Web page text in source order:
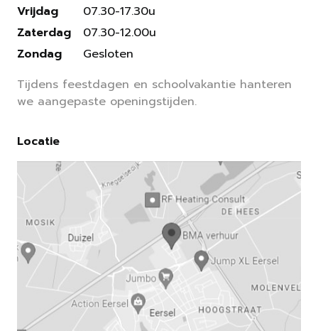
Vrijdag
Zaterdag
Zondag
07.30-17.30u
07.30-12.00u
Gesloten
Tijdens feestdagen en schoolvakantie hanteren
we aangepaste openingstijden.
Locatie